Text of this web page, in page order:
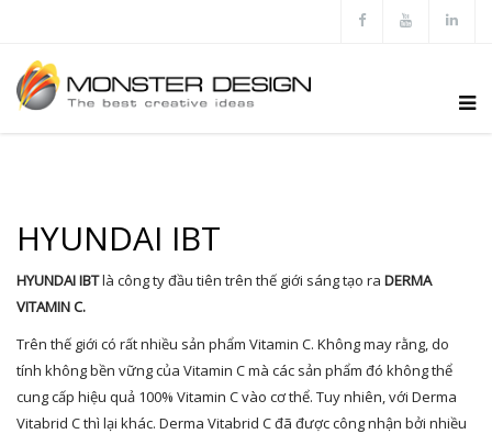
HYUNDAI IBT
HYUNDAI IBTlà công ty đầu tiên trên thế giới sáng tạo ra DERMA
VITAMIN C.
Trên thế giới có rất nhiều sản phẩm Vitamin C. Không may rằng, do
tính không bền vững của Vitamin C mà các sản phẩm đó không thể
cung cấp hiệu quả 100% Vitamin C vào cơ thể. Tuy nhiên, với Derma
Vitabrid C thì lại khác. Derma Vitabrid C đã được công nhận bởi nhiều